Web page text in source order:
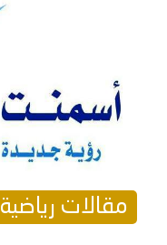
مقالات رياضية